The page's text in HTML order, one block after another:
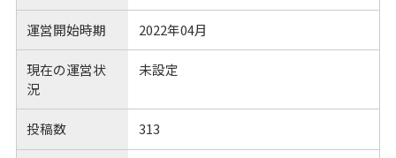
運営開始時期 2022年04月
現在の運営状
況
未設定
投稿数 313